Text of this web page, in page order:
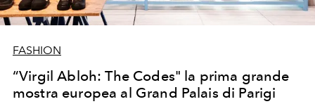
FASHION
“Virgil Abloh: The Codes" la prima grande
mostra europea al Grand Palais di Parigi